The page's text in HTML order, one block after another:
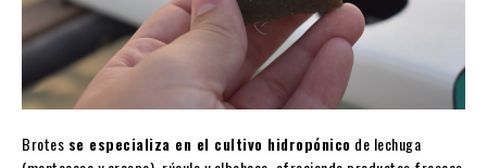
Brotes se especializa en el cultivo hidropónico de lechuga